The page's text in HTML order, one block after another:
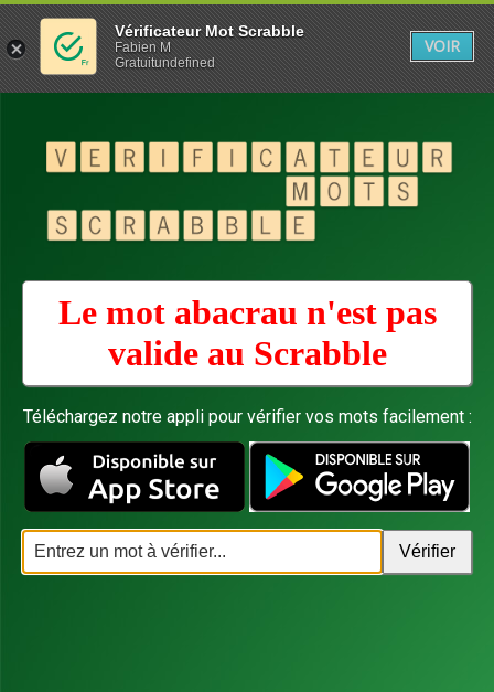
Le mot abacrau n'est pas
valide au Scrabble
Téléchargez notre appli pour vérifier vos mots facilement :
Vérificateur Mot Scrabble
Fabien M
Gratuitundefined
VOIR